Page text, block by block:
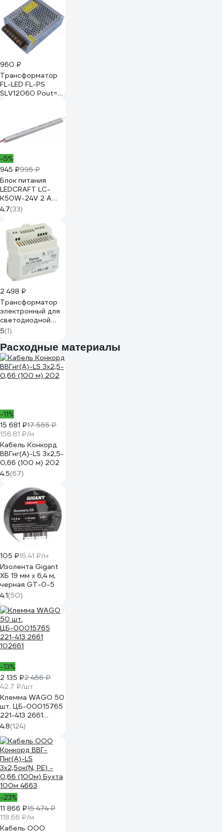
960 ₽
Трансформатор
FL-LED FL-PS
SLV12060 Pout=
IP20, 118x78x36мм,
200г - метал.
602190
-5%
945 ₽995 ₽
Блок питания
LEDCRAFT LC-
K50W-24V 2 А
карандаш
312x18x18
418010005
4.7(33)
2 498 ₽
Трансформатор
электронный для
светодиодной
ленты на DIN-
рейку FERON 60W
24V, LB008, 52133
5(1)
Расходные материалы
-11%
15 681 ₽17 555 ₽
156.81 ₽/м
Кабель Конкорд
ВВГнг(А)-LS 3х2,5-
0,66 (100 м) 202
4.5(67)
105 ₽16.41 ₽/м
Изолента Gigant
ХБ 19 мм х 6,4 м,
черная GT-0-5
4.1(50)
-13%
2 135 ₽2 456 ₽
42.7 ₽/шт
Клемма WAGO 50
шт. ЦБ-00015765
221-413 2661
102661
4.8(124)
-23%
11 866 ₽15 474 ₽
118.66 ₽/м
Кабель ООО